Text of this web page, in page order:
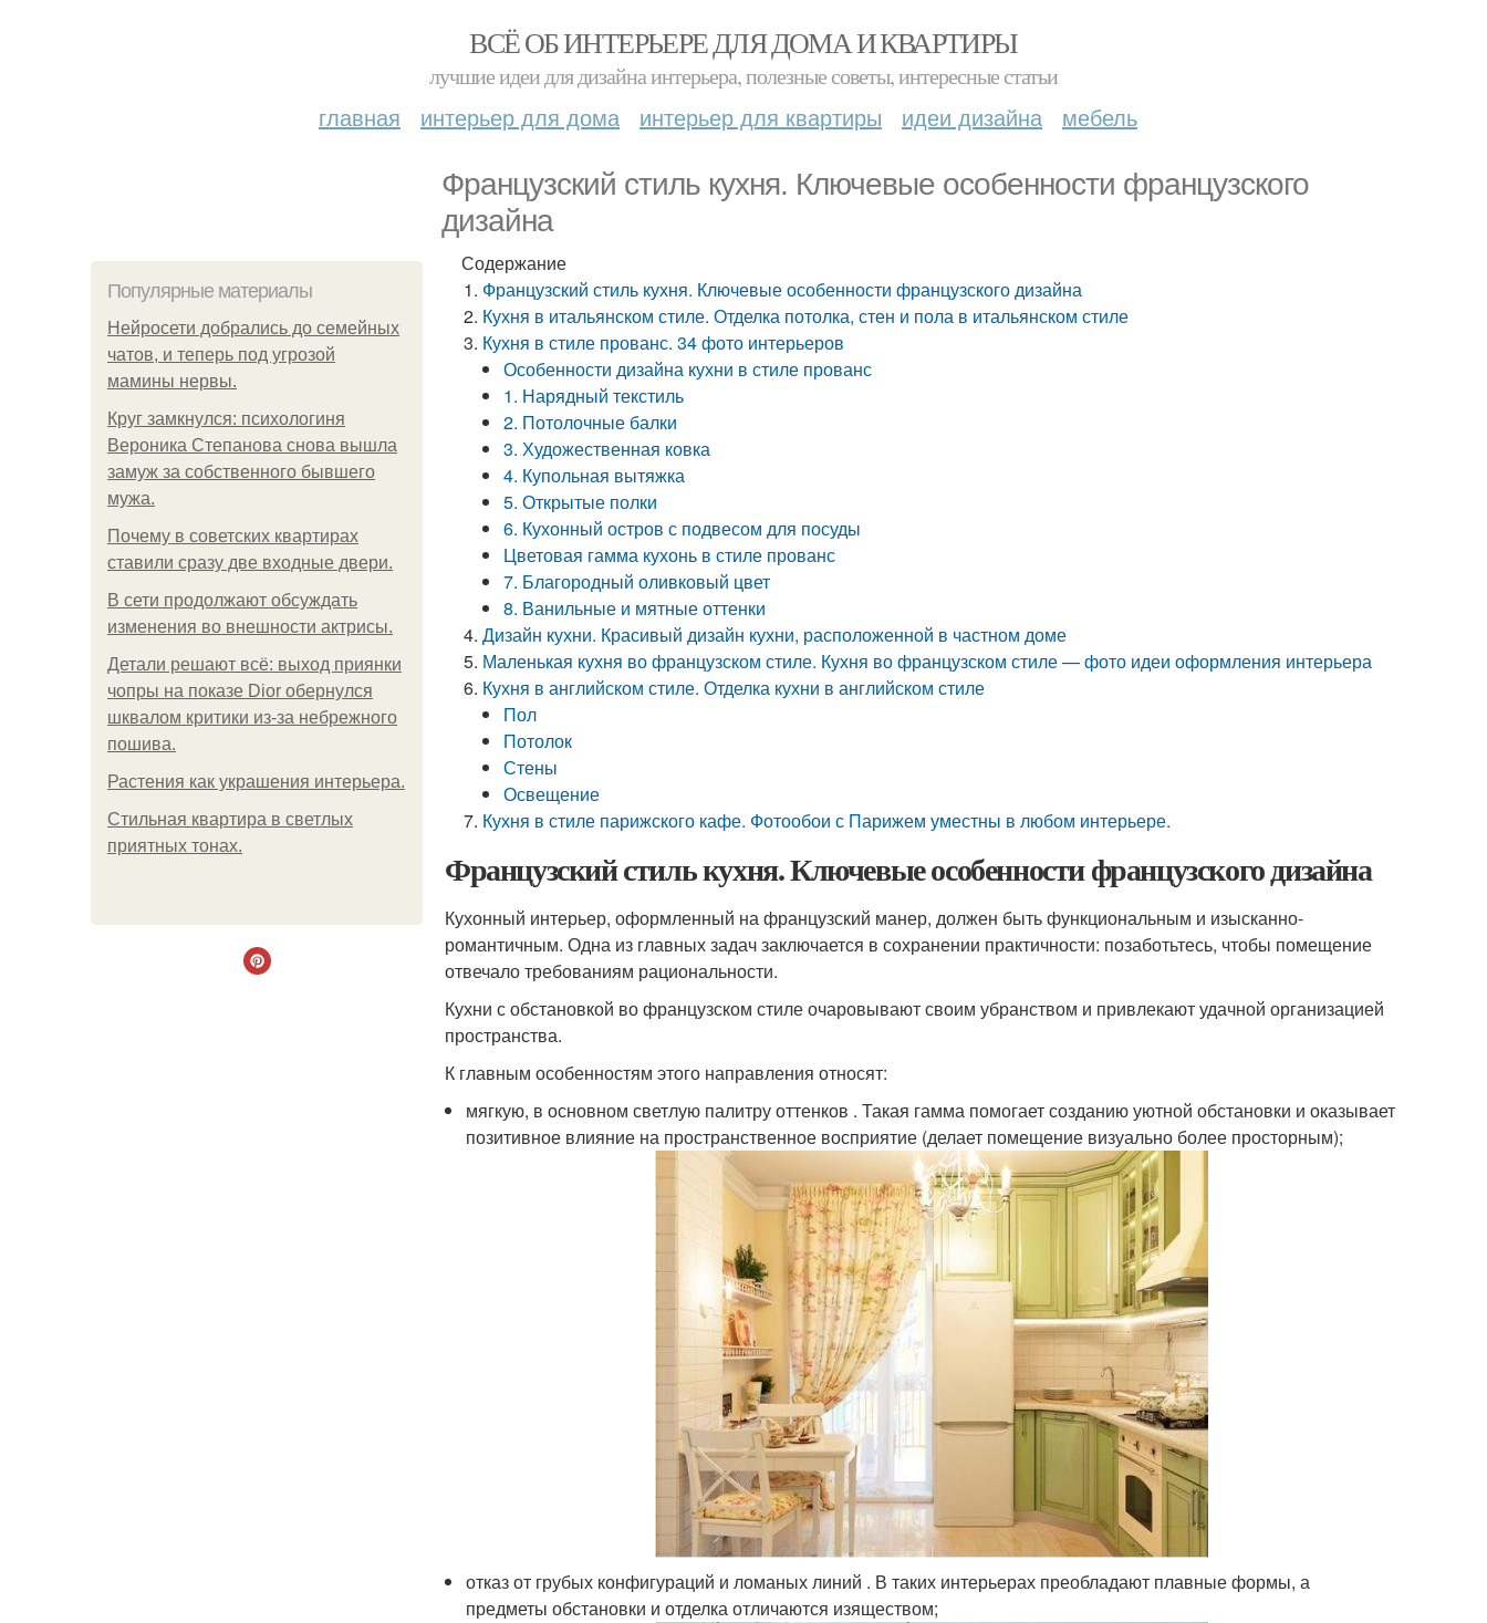
ВСЁ ОБ ИНТЕРЬЕРЕ ДЛЯ ДОМА И КВАРТИРЫ
лучшие идеи для дизайна интерьера, полезные советы, интересные статьи
главная интерьер для дома интерьер для квартиры идеи дизайна мебель
Французский стиль кухня. Ключевые особенности французского
дизайна
Популярные материалы
Нейросети добрались до семейных
чатов, и теперь под угрозой
мамины нервы.
Круг замкнулся: психологиня
Вероника Степанова снова вышла
замуж за собственного бывшего
мужа.
Почему в советских квартирах
ставили сразу две входные двери.
В сети продолжают обсуждать
изменения во внешности актрисы.
Детали решают всё: выход приянки
чопры на показе Dior обернулся
шквалом критики из-за небрежного
пошива.
Растения как украшения интерьера.
Стильная квартира в светлых
приятных тонах.
Содержание
Французский стиль кухня. Ключевые особенности французского дизайна
Кухня в итальянском стиле. Отделка потолка, стен и пола в итальянском стиле
Кухня в стиле прованс. 34 фото интерьеров
Особенности дизайна кухни в стиле прованс
1. Нарядный текстиль
2. Потолочные балки
3. Художественная ковка
4. Купольная вытяжка
5. Открытые полки
6. Кухонный остров с подвесом для посуды
Цветовая гамма кухонь в стиле прованс
7. Благородный оливковый цвет
8. Ванильные и мятные оттенки
Дизайн кухни. Красивый дизайн кухни, расположенной в частном доме
Маленькая кухня во французском стиле. Кухня во французском стиле — фото идеи оформления интерьера
Кухня в английском стиле. Отделка кухни в английском стиле
Пол
Потолок
Стены
Освещение
Кухня в стиле парижского кафе. Фотообои с Парижем уместны в любом интерьере.
Французский стиль кухня. Ключевые особенности французского дизайна
Кухонный интерьер, оформленный на французский манер, должен быть функциональным и изысканно-
романтичным. Одна из главных задач заключается в сохранении практичности: позаботьтесь, чтобы помещение
отвечало требованиям рациональности.
Кухни с обстановкой во французском стиле очаровывают своим убранством и привлекают удачной организацией
пространства.
К главным особенностям этого направления относят:
мягкую, в основном светлую палитру оттенков . Такая гамма помогает созданию уютной обстановки и оказывает
позитивное влияние на пространственное восприятие (делает помещение визуально более просторным);
отказ от грубых конфигураций и ломаных линий . В таких интерьерах преобладают плавные формы, а
предметы обстановки и отделка отличаются изяществом;